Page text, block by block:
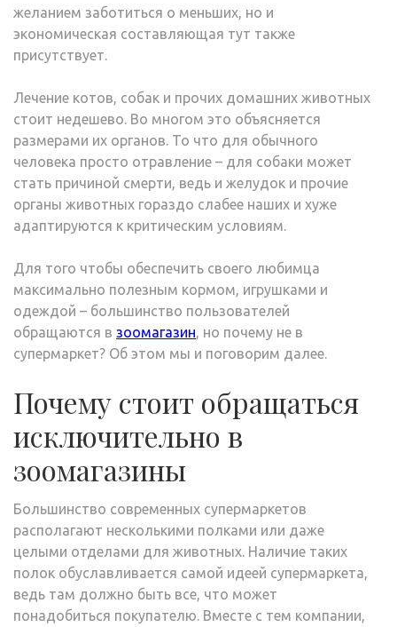
желанием заботиться о меньших, но и
экономическая составляющая тут также
присутствует.
Лечение котов, собак и прочих домашних животных
стоит недешево. Во многом это объясняется
размерами их органов. То что для обычного
человека просто отравление – для собаки может
стать причиной смерти, ведь и желудок и прочие
органы животных гораздо слабее наших и хуже
адаптируются к критическим условиям.
Для того чтобы обеспечить своего любимца
максимально полезным кормом, игрушками и
одеждой – большинство пользователей
обращаются в зоомагазин, но почему не в
супермаркет? Об этом мы и поговорим далее.
Почему стоит обращаться
исключительно в
зоомагазины
Большинство современных супермаркетов
располагают несколькими полками или даже
целыми отделами для животных. Наличие таких
полок обуславливается самой идеей супермаркета,
ведь там должно быть все, что может
понадобиться покупателю. Вместе с тем компании,